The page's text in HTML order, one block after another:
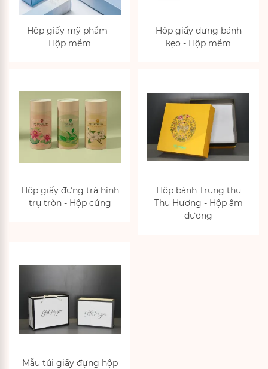
Hộp giấy mỹ phẩm -
Hộp mềm
Hộp giấy đựng bánh
kẹo - Hộp mềm
Hộp giấy đựng trà hình
trụ tròn - Hộp cứng
Hộp bánh Trung thu
Thu Hương - Hộp âm
dương
Mẫu túi giấy đựng hộp